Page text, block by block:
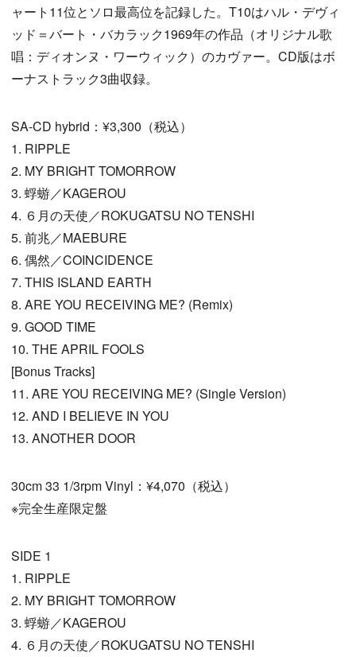
ャート11位とソロ最高位を記録した。T10はハル・デヴィ
ッド＝バート・バカラック1969年の作品（オリジナル歌
唱：ディオンヌ・ワーウィック）のカヴァー。CD版はボ
ーナストラック3曲収録。
SA-CD hybrid：¥3,300（税込）
1. RIPPLE
2. MY BRIGHT TOMORROW
3. 蜉蝣／KAGEROU
4. ６月の天使／ROKUGATSU NO TENSHI
5. 前兆／MAEBURE
6. 偶然／COINCIDENCE
7. THIS ISLAND EARTH
8. ARE YOU RECEIVING ME? (Remix)
9. GOOD TIME
10. THE APRIL FOOLS
[Bonus Tracks]
11. ARE YOU RECEIVING ME? (Single Version)
12. AND I BELIEVE IN YOU
13. ANOTHER DOOR
30cm 33 1/3rpm Vinyl：¥4,070（税込）
※完全生産限定盤
SIDE 1
1. RIPPLE
2. MY BRIGHT TOMORROW
3. 蜉蝣／KAGEROU
4. ６月の天使／ROKUGATSU NO TENSHI